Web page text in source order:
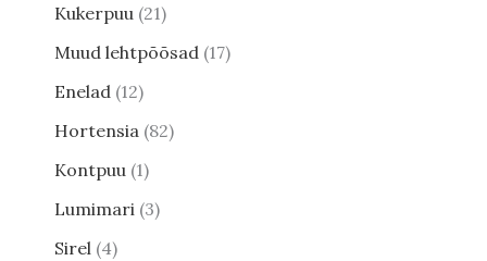
Kukerpuu 21
Muud lehtpõõsad 17
Enelad 12
Hortensia 82
Kontpuu 1
Lumimari 3
Sirel 4